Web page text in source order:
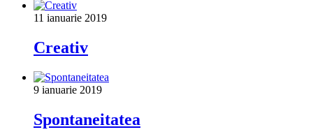
11 ianuarie 2019
Creativ
9 ianuarie 2019
Spontaneitatea